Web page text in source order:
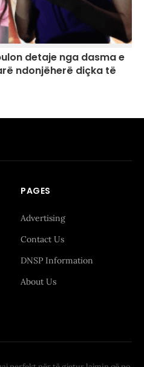
detaje nga dasma e
ndonjëherë diçka të
PAGES
Advertising
Contact Us
DNSP Information
About Us